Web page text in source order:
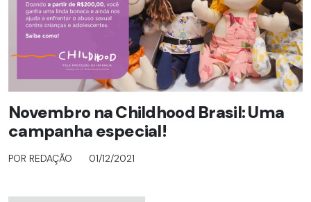
Novembro na Childhood Brasil: Uma
campanha especial!
POR REDAÇÃO 01/12/2021